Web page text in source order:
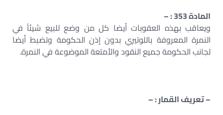
المادة 353 : –
ويعاقب بهذه العقوبات أيضا كل من وضع للبيع شيئاً في
النمرة المعروفة باللوتيري بدون إذن الحكومة وتضبط أيضا
لجانب الحكومة جميع النقود والأمتعة الموضوعة في النمرة.
– تعريف القمار : –